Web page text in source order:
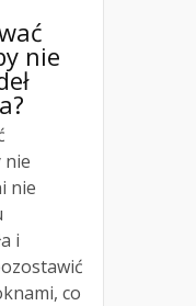
nie
nie
nie
i
co